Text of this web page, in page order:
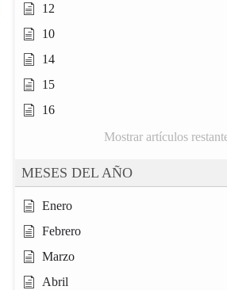
12
10
14
15
16
Mostrar artículos
MESES DEL AÑO
Enero
Febrero
Marzo
Abril